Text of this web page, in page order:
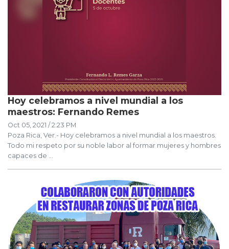
Hoy celebramos a nivel mundial a los
maestros: Fernando Remes
Oct 05, 2021 / 2:23 PM
Poza Rica, Ver.- Hoy celebramos a nivel mundial a los maestros.
Todo mi respeto por su noble labor al formar mujeres y hombres
capaces de ...